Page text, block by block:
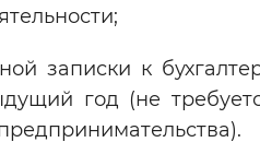
записки к
год (не